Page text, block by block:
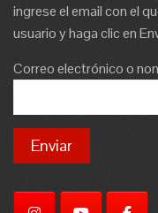
ingrese el email con el
usuario y haga clic en
Correo electrónico o